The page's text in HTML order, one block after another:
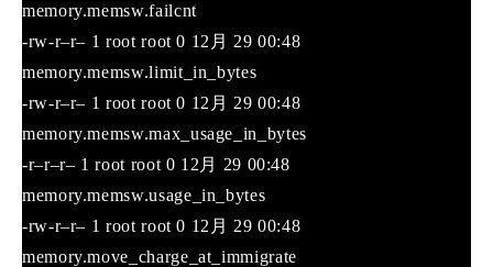
memory.memsw.failcnt
-rw-r–r– 1 root root 0 12月 29 00:48
memory.memsw.limit_in_bytes
-rw-r–r– 1 root root 0 12月 29 00:48
memory.memsw.max_usage_in_bytes
-r–r–r– 1 root root 0 12月 29 00:48
memory.memsw.usage_in_bytes
-rw-r–r– 1 root root 0 12月 29 00:48
memory.move_charge_at_immigrate